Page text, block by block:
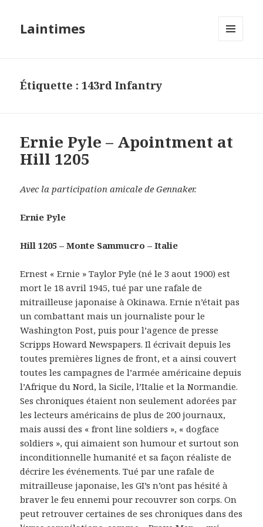
Laintimes
Étiquette :143rd Infantry
Ernie Pyle – Apointment at
Hill 1205
Avec la participation amicale de Gennaker.
Ernie Pyle
Hill 1205 – Monte Sammucro – Italie
Ernest « Ernie » Taylor Pyle (né le 3 aout 1900) est
mort le 18 avril 1945, tué par une rafale de
mitrailleuse japonaise à Okinawa. Ernie n’était pas
un combattant mais un journaliste pour le
Washington Post, puis pour l’agence de presse
Scripps Howard Newspapers. Il écrivait depuis les
toutes premières lignes de front, et a ainsi couvert
toutes les campagnes de l’armée américaine depuis
l’Afrique du Nord, la Sicile, l’Italie et la Normandie.
Ses chroniques étaient non seulement adorées par
les lecteurs américains de plus de 200 journaux,
mais aussi des « front line soldiers », « dogface
soldiers », qui aimaient son humour et surtout son
inconditionnelle humanité et sa façon réaliste de
décrire les événements. Tué par une rafale de
mitrailleuse japonaise, les GI’s n’ont pas hésité à
braver le feu ennemi pour recouvrer son corps. On
peut retrouver certaines de ses chroniques dans des